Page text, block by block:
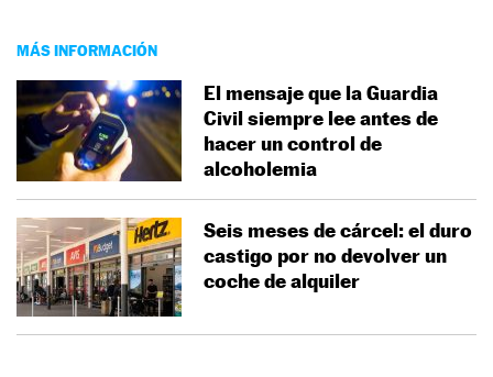
MÁS INFORMACIÓN
El mensaje que la Guardia
Civil siempre lee antes de
hacer un control de
alcoholemia
Seis meses de cárcel: el duro
castigo por no devolver un
coche de alquiler